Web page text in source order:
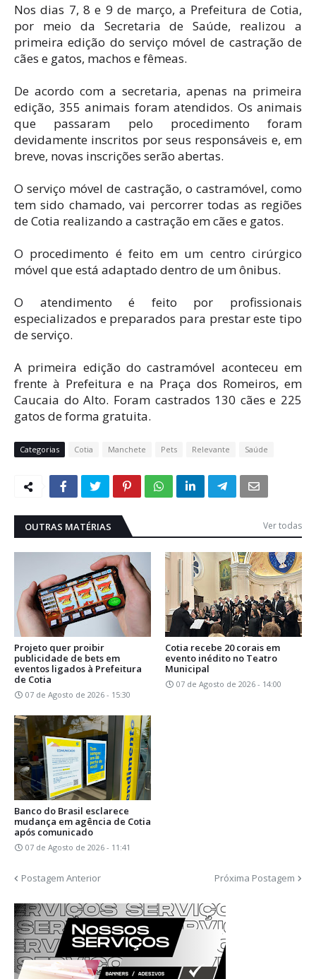
Nos dias 7, 8 e 9 de março, a Prefeitura de Cotia,
por meio da Secretaria de Saúde, realizou a
primeira edição do serviço móvel de castração de
cães e gatos, machos e fêmeas.
De acordo com a secretaria, apenas na primeira
edição, 355 animais foram atendidos. Os animais
que passaram pelo procedimento foram
devidamente inscritos por seus responsáveis e, em
breve, novas inscrições serão abertas.
O serviço móvel de castração, o castramóvel, como
tem sido chamado, vai percorrer todas as regiões
de Cotia realizando a castração em cães e gatos.
O procedimento é feito em um centro cirúrgico
móvel que está adaptado dentro de um ônibus.
O atendimento é feito por profissionais
especializados e preparados para prestar este tipo
de serviço.
A primeira edição do castramóvel aconteceu em
frente à Prefeitura e na Praça dos Romeiros, em
Caucaia do Alto. Foram castrados 130 cães e 225
gatos de forma gratuita.
Categorias Cotia Manchete Pets Relevante Saúde
OUTRAS MATÉRIAS Ver todas
Projeto quer proibir
publicidade de bets em
eventos ligados à Prefeitura
de Cotia
07 de Agosto de 2026 - 15:30
Cotia recebe 20 corais em
evento inédito no Teatro
Municipal
07 de Agosto de 2026 - 14:00
Banco do Brasil esclarece
mudança em agência de Cotia
após comunicado
07 de Agosto de 2026 - 11:41
Postagem Anterior Próxima Postagem